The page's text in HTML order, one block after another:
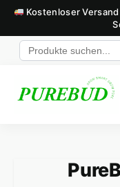
Kostenloser